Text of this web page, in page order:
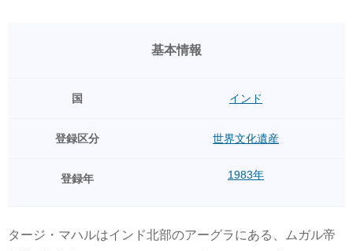
基本情報
国 インド
登録区分 世界文化遺産
登録年 1983年
タージ・マハルはインド北部のアーグラにある、ムガル帝